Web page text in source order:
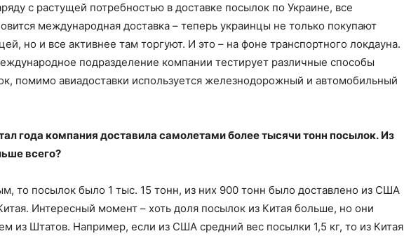
с растущей потребностью в доставке посылок по Украине, все
международная доставка – теперь украинцы не только покупают
но и все активнее там торгуют. И это – на фоне транспортного локдауна.
подразделение компании тестирует различные способы
помимо авиадоставки используется железнодорожный и автомобильный
года компания доставила самолетами более тысячи тонн посылок. Из
всего?
то посылок было 1 тыс. 15 тонн, из них 900 тонн было доставлено из США
Интересный момент – хоть доля посылок из Китая больше, но они
из Штатов. Например, если из США средний вес посылки 1,5 кг, то из Китая